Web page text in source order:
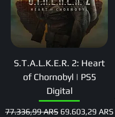
S.T.A.L.K.E.R. 2: Heart
of Chornobyl | PS5
Digital
Precio
77.336,99 ARS Precio de oferta
69.603,29 ARS